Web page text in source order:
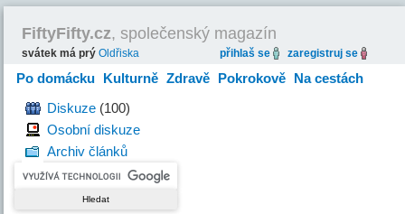
FiftyFifty.cz, společenský magazín
svátek má prýOldřiska přihlaš se zaregistruj se
Po domácku Kulturně Zdravě Pokrokově Na cestách
HravěDiskuze (100)
Osobní diskuze
Archiv článků